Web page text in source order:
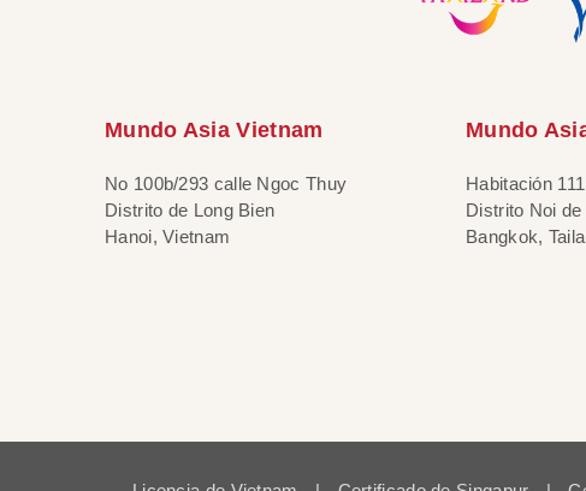
Mundo Asia Vietnam
No 100b/293 calle Ngoc Thuy
Distrito de Long Bien
Hanoi, Vietnam
Mundo
Habitación
Distrito Noi
Bangkok,